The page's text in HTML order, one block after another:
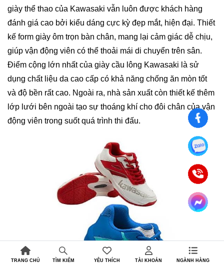
giày thể thao của Kawasaki vẫn luôn được khách hàng
đánh giá cao bởi kiểu dáng cực kỳ đẹp mắt, hiện đại. Thiết
kế form giày ôm trọn bàn chân, mang lại cảm giác dễ chịu,
giúp vận động viên có thể thoải mái di chuyển trên sân.
Điểm cộng lớn nhất của giày cầu lông Kawasaki là sử
dụng chất liệu da cao cấp có khả năng chống ăn mòn tốt
và độ bền rất cao. Ngoài ra, nhà sản xuất còn thiết kế thêm
lớp lưới bên ngoài tạo sự thoáng khí cho đôi chân của vận
động viên trong suốt quá trình thi đấu.
TRANG CHỦ TÌM KIẾM YÊU THÍCH TÀI KHOẢN NGÀNH HÀNG